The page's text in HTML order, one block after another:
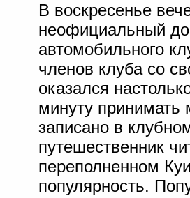
В воскресенье
неофициальный
автомобильного
членов клуба со
оказался
минуту
записано в
путешественник
переполненном
популярность.